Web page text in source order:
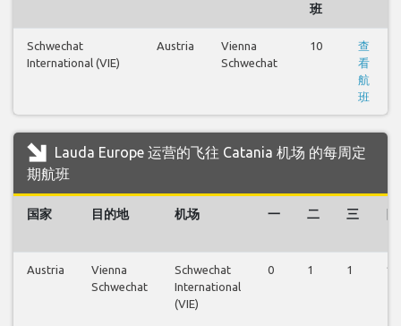
班
Schwechat
International (VIE)
Austria
Vienna
Schwechat
10
查
看
航
班
Lauda Europe 运营的飞往 Catania 机场 的每周定
期航班
国家 目的地 机场 一 二 三
Austria
Vienna
Schwechat
Schwechat
International
(VIE)
0 1 1 1